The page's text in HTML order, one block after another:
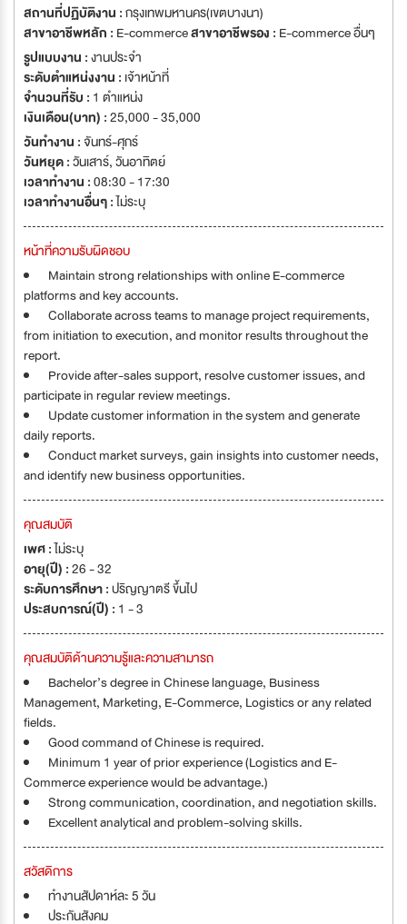
สถานที่ปฏิบัติงาน :กรุงเทพมหานคร(เขตบางนา)
สาขาอาชีพหลัก : E-commerceสาขาอาชีพรอง : E-commerce อื่นๆ
รูปแบบงาน :งานประจำ
ระดับตำแหน่งงาน : เจ้าหน้าที่
จำนวนที่รับ : 1 ตำแหน่ง
เงินเดือน(บาท) :25,000 - 35,000
วันทำงาน :จันทร์-ศุกร์
วันหยุด :วันเสาร์,วันอาทิตย์
เวลาทำงาน :08:30 - 17:30
เวลาทำงานอื่นๆ :ไม่ระบุ
หน้าที่ความรับผิดชอบ
Maintain strong relationships with online E-commerce
platforms and key accounts.
Collaborate across teams to manage project requirements,
from initiation to execution, and monitor results throughout the
report.
Provide after-sales support, resolve customer issues, and
participate in regular review meetings.
Update customer information in the system and generate
daily reports.
Conduct market surveys, gain insights into customer needs,
and identify new business opportunities.
คุณสมบัติ
เพศ :ไม่ระบุ
อายุ(ปี) :26 - 32
ระดับการศึกษา :ปริญญาตรี ขึ้นไป
ประสบการณ์(ปี) : 1 - 3
คุณสมบัติด้านความรู้และความสามารถ
Bachelor’s degree in Chinese language, Business
Management, Marketing, E-Commerce, Logistics or any related
fields.
Good command of Chinese is required.
Minimum 1 year of prior experience (Logistics and E-
Commerce experience would be advantage.)
Strong communication, coordination, and negotiation skills.
Excellent analytical and problem-solving skills.
สวัสดิการ
ทำงานสัปดาห์ละ 5 วัน
ประกันสังคม